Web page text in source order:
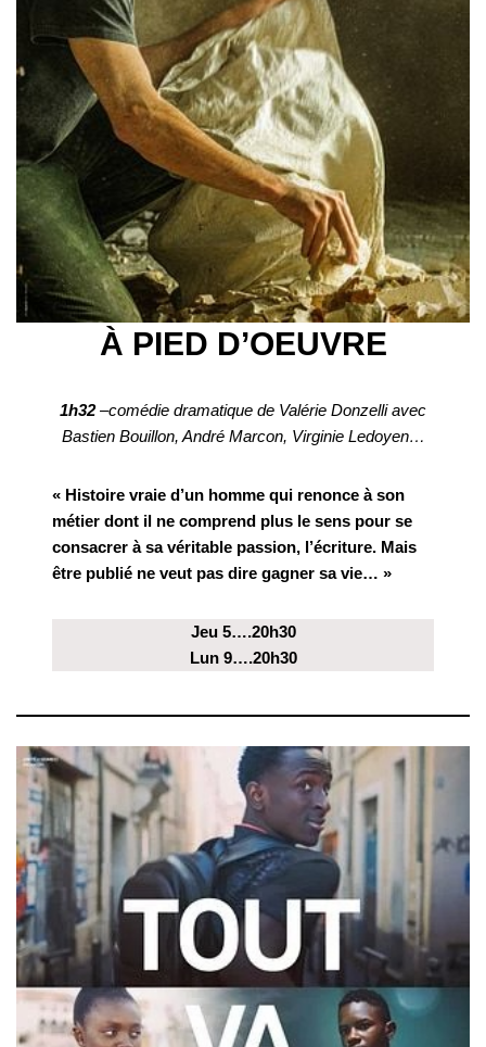
À PIED D’OEUVRE
1h32–comédie dramatique de Valérie Donzelli avec
Bastien Bouillon, André Marcon, Virginie Ledoyen…
« Histoire vraie d’un homme qui renonce à son
métier dont il ne comprend plus le sens pour se
consacrer à sa véritable passion, l’écriture. Mais
être publié ne veut pas dire gagner sa vie… »
Jeu 5….20h30
Lun 9….20h30